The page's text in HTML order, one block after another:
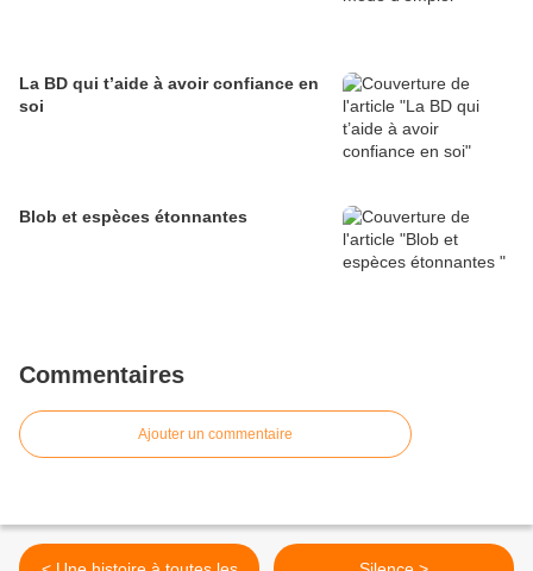
La BD qui t’aide à avoir confiance en
soi
Blob et espèces étonnantes
Commentaires
Ajouter un commentaire